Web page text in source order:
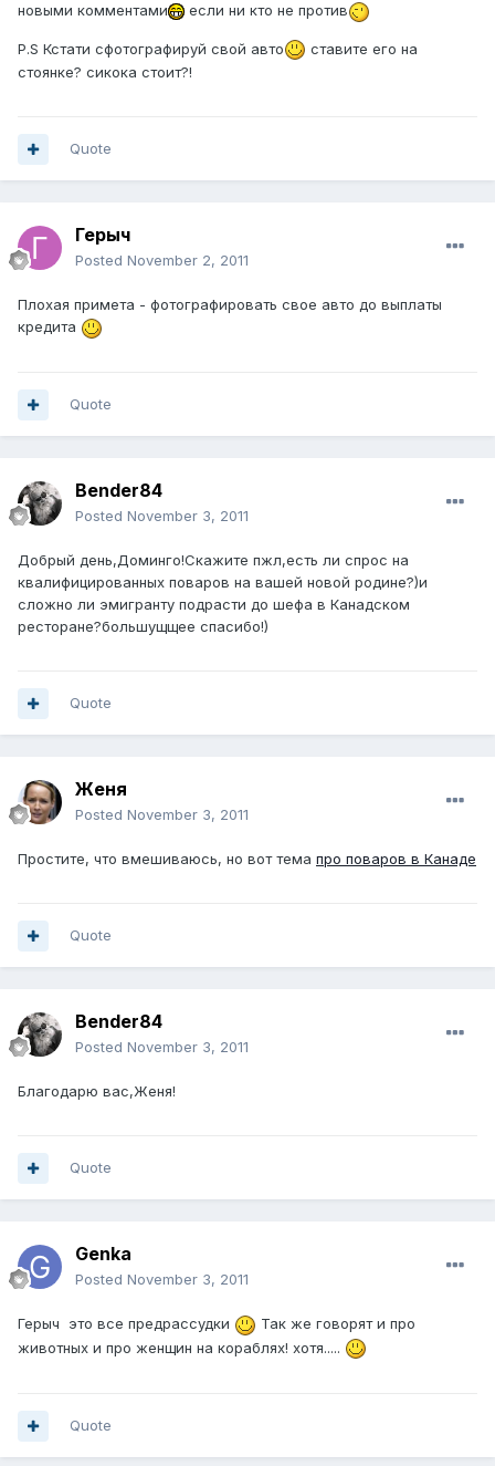
новыми комментами
если ни кто не против
P.S Кстати сфотографируй свой авто
ставите его на
стоянке? сикока стоит?!
Quote
Герыч
Posted November 2, 2011
Плохая примета - фотографировать свое авто до выплаты
кредита
Quote
Bender84
Posted November 3, 2011
Добрый день,Доминго!Скажите пжл,есть ли спрос на
квалифицированных поваров на вашей новой родине?)и
сложно ли эмигранту подрасти до шефа в Канадском
ресторане?большущщее спасибо!)
Quote
Женя
Posted November 3, 2011
Простите, что вмешиваюсь, но вот тема про поваров в Канаде
Quote
Bender84
Posted November 3, 2011
Благодарю вас,Женя!
Quote
Genka
Posted November 3, 2011
Герыч это все предрассудки
Так же говорят и про
животных и про женщин на кораблях! хотя.....
Quote